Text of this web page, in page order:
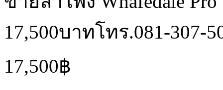
17,500บาทโทร.081-307-
17,500฿